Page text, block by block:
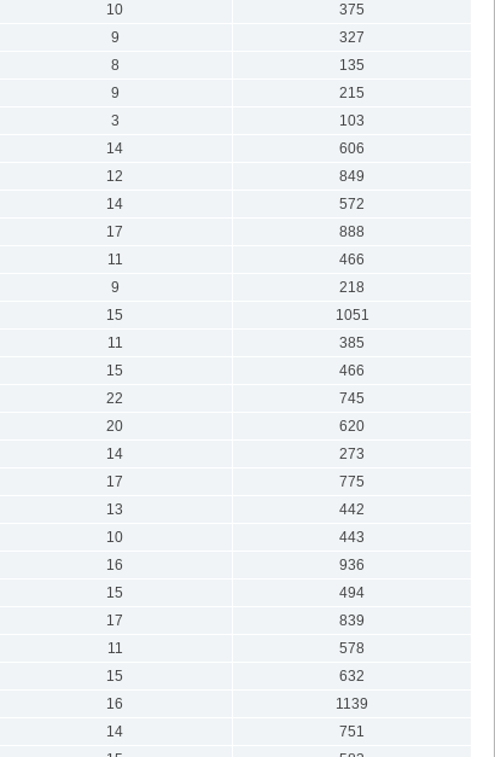
10
375
9
327
8
135
9
215
3
103
14
606
12
849
14
572
17
888
11
466
9
218
15
1051
11
385
15
466
22
745
20
620
14
273
17
775
13
442
10
443
16
936
15
494
17
839
11
578
15
632
16
1139
14
751